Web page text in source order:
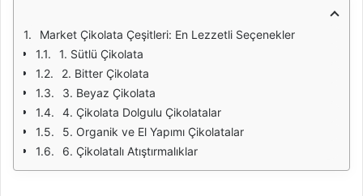
Market Çikolata Çeşitleri: En Lezzetli Seçenekler
1. Sütlü Çikolata
2. Bitter Çikolata
3. Beyaz Çikolata
4. Çikolata Dolgulu Çikolatalar
5. Organik ve El Yapımı Çikolatalar
6. Çikolatalı Atıştırmalıklar